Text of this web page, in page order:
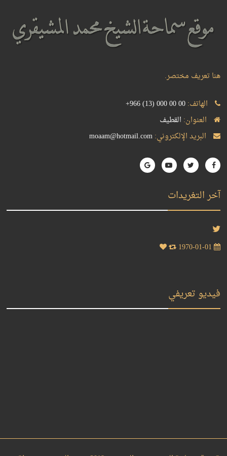
هنا تعريف مختصر.
الهاتف:+966 (13) 000 00 00
العنوان: القطيف
البريد الإلكتروني:moaam@hotmail.com
آخر التغريدات
فيديو تعريفي